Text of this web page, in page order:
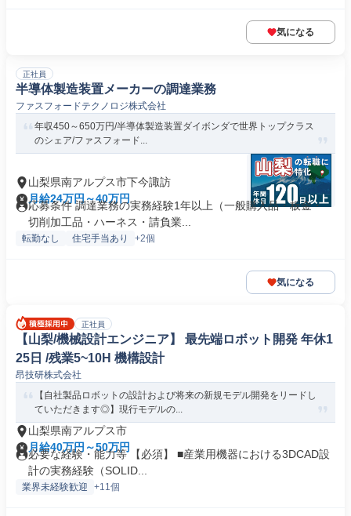
気になる
正社員
半導体製造装置メーカーの調達業務
ファスフォードテクノロジ株式会社
年収450～650万円/半導体製造装置ダイボンダで世界トップクラス
のシェア/ファスフォード...
山梨県南アルプス市下今諏訪
月給24万円～40万円
応募条件 調達業務の実務経験1年以上（一般購入品・板金・
切削加工品・ハーネス・請負業...
転勤なし 住宅手当あり +2個
気になる
正社員
【山梨/機械設計エンジニア】 最先端ロボット開発 年休1
25日 /残業5~10H 機構設計
昂技研株式会社
【自社製品ロボットの設計および将来の新規モデル開発をリードし
ていただきます◎】現行モデルの...
山梨県南アルプス市
月給40万円～50万円
必要な経験・能力等 【必須】 ■産業用機器における3DCAD設
計の実務経験（SOLID...
業界未経験歓迎 +11個